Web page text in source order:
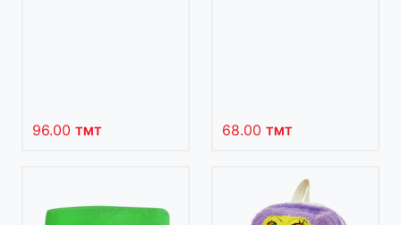
96.00 TMT 68.00 TMT